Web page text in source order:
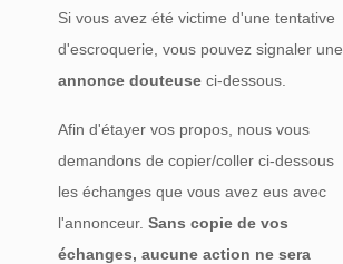
Si vous avez été victime d'une tentative
d'escroquerie, vous pouvez signaler une
annonce douteuse ci-dessous.
Afin d'étayer vos propos, nous vous
demandons de copier/coller ci-dessous
les échanges que vous avez eus avec
l'annonceur.Sans copie de vos
échanges, aucune action ne sera